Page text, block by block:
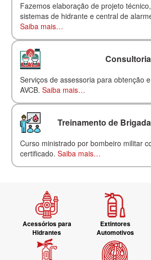
Fazemos elaboração de projeto
sistemas de hidrante e central de
Saiba mais…
Consultoria
Serviços de assessoria para obtenção
AVCB.Saiba mais…
Treinamento de
Curso ministrado por bombeiro militar
certificado.Saiba mais…
Acessórios para
Hidrantes
Extintores
Automotivos